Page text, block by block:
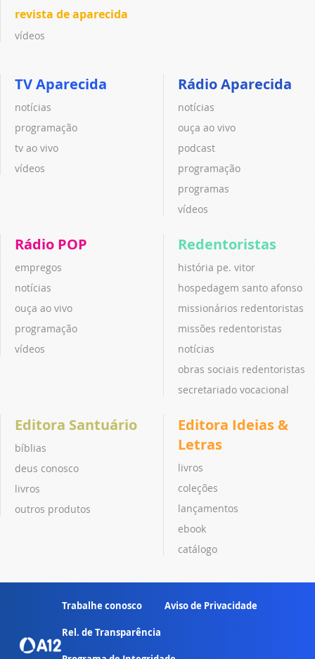
revista de aparecida
vídeos
TV Aparecida
notícias
programação
tv ao vivo
vídeos
Rádio Aparecida
notícias
ouça ao vivo
podcast
programação
programas
vídeos
Rádio POP
empregos
notícias
ouça ao vivo
programação
vídeos
Redentoristas
história pe. vitor
hospedagem santo afonso
missionários redentoristas
missões redentoristas
notícias
obras sociais redentoristas
secretariado vocacional
Editora Santuário
bíblias
deus conosco
livros
outros produtos
Editora Ideias &
Letras
livros
coleções
lançamentos
ebook
catálogo
Trabalhe conosco Aviso de Privacidade
Rel. de Transparência